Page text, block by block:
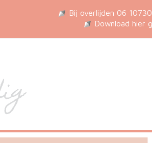
Bij overlijden 06
Download hier